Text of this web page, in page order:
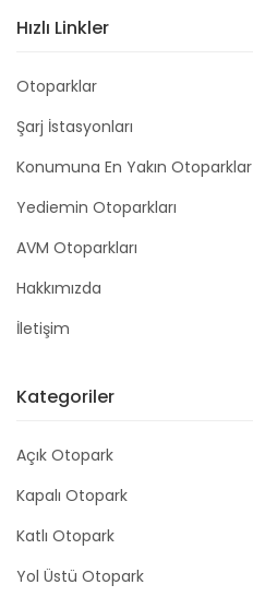
Hızlı Linkler
Otoparklar
Şarj İstasyonları
Konumuna En Yakın Otoparklar
Yediemin Otoparkları
AVM Otoparkları
Hakkımızda
İletişim
Kategoriler
Açık Otopark
Kapalı Otopark
Katlı Otopark
Yol Üstü Otopark